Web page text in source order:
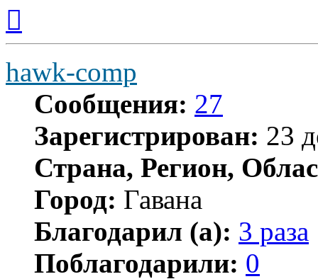
началу
hawk-comp
Сообщения: 27
Зарегистрирован: 23
Страна, Регион,
Город: Гавана
Благодарил (а): 3 раза
Поблагодарили: 0